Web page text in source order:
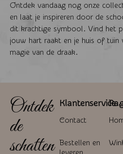
Ontdek vandaag nog onze
en laat je inspireren door de
dit krachtige symbool. Vind het
jouw hart raakt en je huis of tuin
magie van de draak.
Ontdek
de
schatten
Klantenservice
Contact
Bestellen en